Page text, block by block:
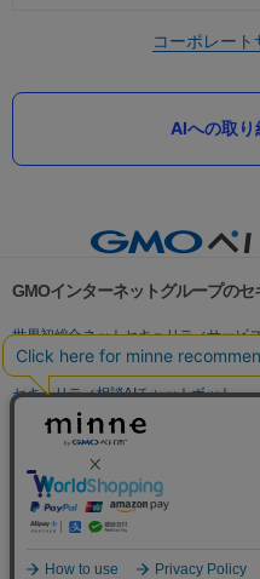
コーポレート
AIへの取り
GMOインターネットグループの
世界初総合ネットセキュリティサービ
パスワード漏洩診断
Webサイトリ
セキュリティ相談AIチャットボット
実在証明・盗聴対策
サイバー攻撃対策（GMO Flatt Security）
セキュリティ事業の軌跡